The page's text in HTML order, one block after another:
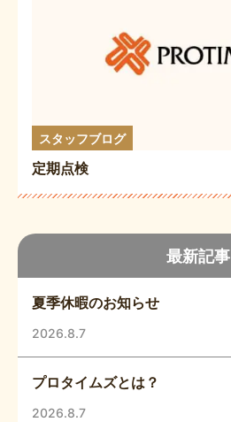
最新記事
夏季休暇のお知らせ
2026.8.7
プロタイムズとは？
2026.8.7
スタッフブログ
定期点検